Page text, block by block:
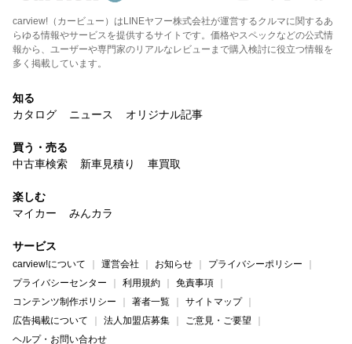
carview!（カービュー）はLINEヤフー株式会社が運営するクルマに関するあ
らゆる情報やサービスを提供するサイトです。価格やスペックなどの公式情
報から、ユーザーや専門家のリアルなレビューまで購入検討に役立つ情報を
多く掲載しています。
知る
カタログ
ニュース オリジナル記事
買う・売る
中古車検索
新車見積り 車買取
楽しむ
マイカー
みんカラ
サービス
carview!について 運営会社 お知らせ
プライバシーポリシー
プライバシーセンター
利用規約
免責事項
コンテンツ制作ポリシー
著者一覧
サイトマップ
広告掲載について
法人加盟店募集
ご意見・ご要望
ヘルプ・お問い合わせ